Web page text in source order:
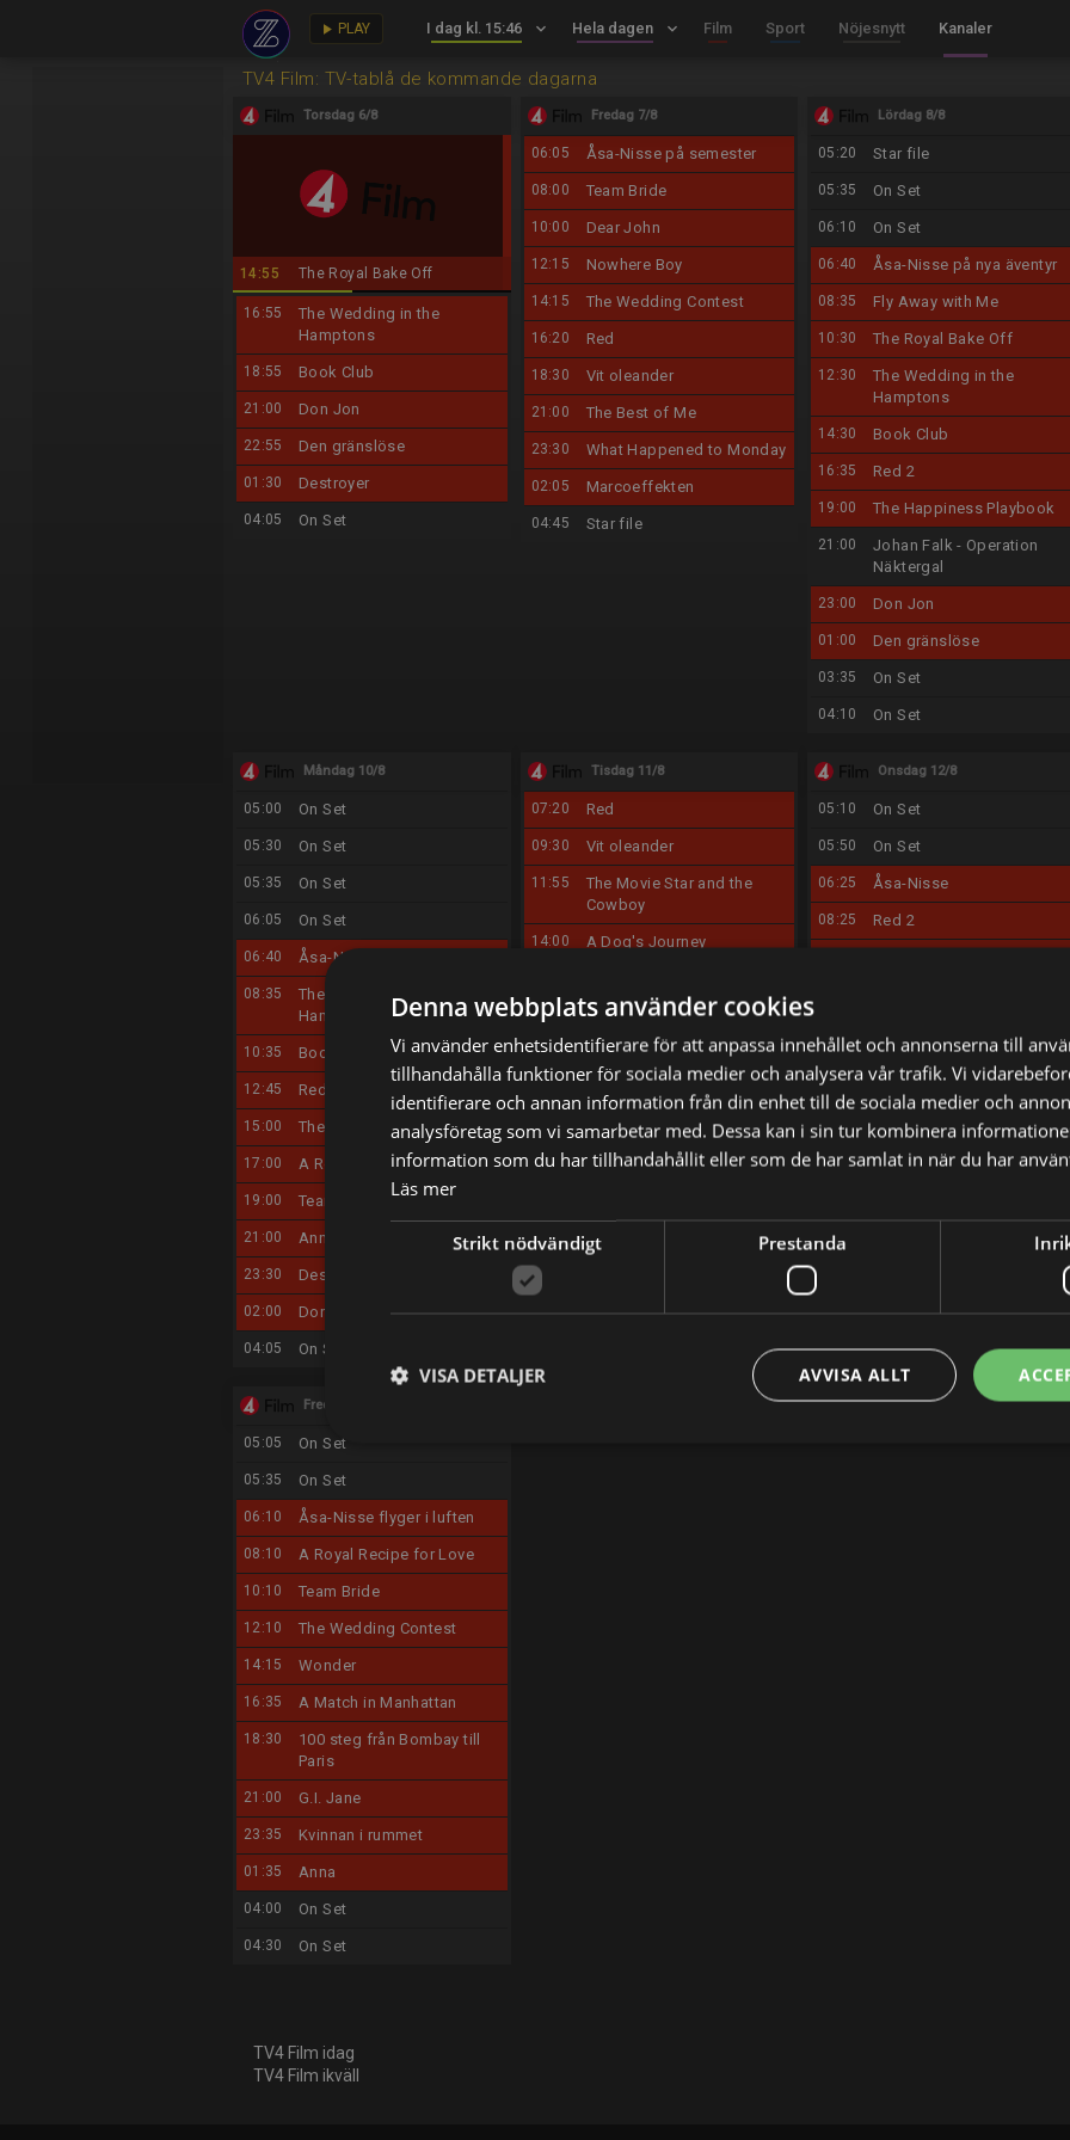
play_arrow PLAY I dag kl. 15:46 keyboard_arrow_down Hela dagen keyboard_arrow_down Film Sport Nöjesnytt Kanaler
TV4 Film: TV-tablå de kommande dagarna
Torsdag 6/8
14:55 The Royal Bake Off
16:55
The Wedding in the
Hamptons
18:55 Book Club
21:00 Don Jon
22:55 Den gränslöse
01:30 Destroyer
04:05 On Set
Fredag 7/8
06:05 Åsa-Nisse på semester
08:00 Team Bride
10:00 Dear John
12:15 Nowhere Boy
14:15 The Wedding Contest
16:20 Red
18:30 Vit oleander
21:00 The Best of Me
23:30 What Happened to Monday
02:05 Marcoeffekten
04:45 Star file
Lördag 8/8
05:20 Star file
05:35 On Set
06:10 On Set
06:40 Åsa-Nisse på nya äventyr
08:35 Fly Away with Me
10:30 The Royal Bake Off
12:30
The Wedding in the
Hamptons
14:30 Book Club
16:35 Red 2
19:00 The Happiness Playbook
21:00
Johan Falk - Operation
Näktergal
23:00 Don Jon
01:00 Den gränslöse
03:35 On Set
04:10 On Set
Måndag 10/8
05:00 On Set
05:30 On Set
05:35 On Set
06:05 On Set
06:40 Åsa-Nisse på hal is
08:35
The Wedding in the
Hamptons
10:35 Book Club
12:45 Red 2
15:00 The Happiness Playbook
17:00 A Royal Recipe for Love
19:00 Team Bride
21:00 Anna
23:30 Destroyer
02:00 Don Jon
04:05 On Set
Tisdag 11/8
07:20 Red
09:30 Vit oleander
11:55
The Movie Star and the
Cowboy
14:00 A Dog's Journey
bryts
18:30 En runda till
21:00 The Whistleblower
23:20 What Happened to Monday
The Best of Me
04:50 Star file
Onsdag 12/8
05:10 On Set
05:50 On Set
06:25 Åsa-Nisse
08:25 Red 2
16:35 The Wedding Contest
18:35 Wonder
21:00 Kvinnan i rummet
01:25 Destroyer
04:05
Fredag 14/8
05:05 On Set
05:35 On Set
06:10 Åsa-Nisse flyger i luften
08:10 A Royal Recipe for Love
10:10 Team Bride
12:10 The Wedding Contest
14:15 Wonder
16:35 A Match in Manhattan
18:30
100 steg från Bombay till
Paris
21:00 G.I. Jane
23:35 Kvinnan i rummet
01:35 Anna
04:00 On Set
04:30 On Set
TV4 Film idag
TV4 Film ikväll
Denna webbplats använder cookies
Vi använder enhetsidentifierare för att anpassa innehållet och annonserna till
tillhandahålla funktioner för sociala medier och analysera vår trafik. Vi
identifierare och annan information från din enhet till de sociala medier och
analysföretag som vi samarbetar med. Dessa kan i sin tur kombinera
information som du har tillhandahållit eller som de har samlat in när du har
Läs mer
Strikt nödvändigt Prestanda
AVVISA ALLT
VISA DETALJER